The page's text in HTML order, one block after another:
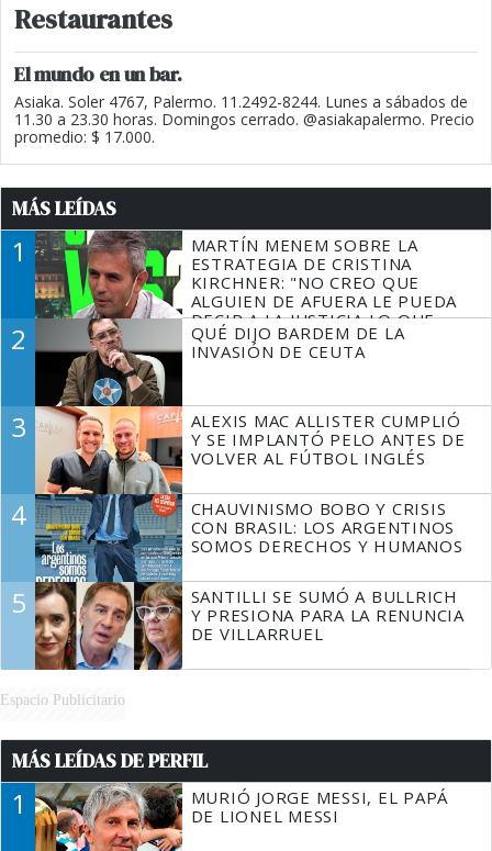
Restaurantes
El mundo en un bar.
Asiaka. Soler 4767, Palermo. 11.2492-8244. Lunes a sábados de
11.30 a 23.30 horas. Domingos cerrado. @asiakapalermo. Precio
promedio: $ 17.000.
MÁS LEÍDAS
1
MARTÍN MENEM SOBRE LA
ESTRATEGIA DE CRISTINA
KIRCHNER: "NO CREO QUE
ALGUIEN DE AFUERA LE PUEDA
DECIR A LA JUSTICIA LO QUE
TIENE QUE HACER"
2
QUÉ DIJO BARDEM DE LA
INVASIÓN DE CEUTA
3
ALEXIS MAC ALLISTER CUMPLIÓ
Y SE IMPLANTÓ PELO ANTES DE
VOLVER AL FÚTBOL INGLÉS
4
CHAUVINISMO BOBO Y CRISIS
CON BRASIL: LOS ARGENTINOS
SOMOS DERECHOS Y HUMANOS
5
SANTILLI SE SUMÓ A BULLRICH
Y PRESIONA PARA LA RENUNCIA
DE VILLARRUEL
Espacio Publicitario
MÁS LEÍDAS DE PERFIL
1
MURIÓ JORGE MESSI, EL PAPÁ
DE LIONEL MESSI